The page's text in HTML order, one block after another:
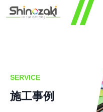
SERVICE
施工事例